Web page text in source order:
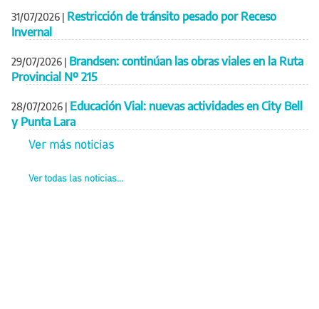
31/07/2026 | Restricción de tránsito pesado por Receso
Invernal
29/07/2026 | Brandsen: continúan las obras viales en la Ruta
Provincial Nº 215
28/07/2026 | Educación Vial: nuevas actividades en City Bell
y Punta Lara
Ver más noticias
Ver todas las noticias...